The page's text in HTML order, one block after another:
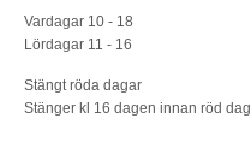
Vardagar 10 - 18
Lördagar 11 - 16
Stängt röda dagar
Stänger kl 16 dagen innan röd dag